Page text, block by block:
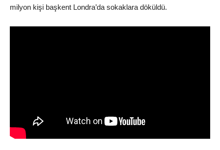
milyon kişi başkent Londra’da sokaklara döküldü.